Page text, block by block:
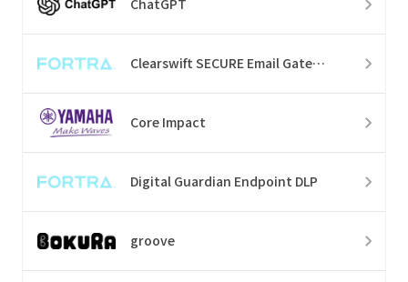
ChatGPT
Clearswift SECURE Email Gateway
Core Impact
Digital Guardian Endpoint DLP
groove